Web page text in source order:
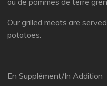
ou de pommes de terre
Our grilled meats are
potatoes.
En Supplément/In Addition